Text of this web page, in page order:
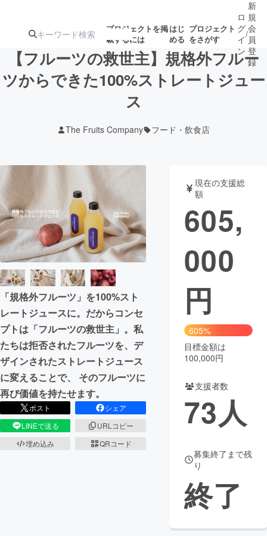
プロジェクトを掲
載するには
はじ
める
プロジェクト
をさがす
注目の新着プロ
テクノロジー・ガジェット
映像・映画 書籍・雑誌
ビジネス・起業 チャレンジ
まちづくり・地域活性化
CAMPFIRE for Social Good
CAMPFIRE Creation
CAMPFIREふるさと納税machi-ya コミュニティ
ロ
グ
イ
ン
/
新
規
会
員
登
録
【フルーツの救世主】規格外フルー
ツからできた100%ストレートジュー
ス
The Fruits Company フード・飲食店
「規格外フルーツ」を100%スト
レートジュースに。だからコンセ
プトは「フルーツの救世主」。私
たちは拒否されたフルーツを、デ
ザインされたストレートジュース
に変えることで、 そのフルーツに
再び価値を持たせます。
ポスト
シェア
LINEで送る
URLコピー
埋め込み
QRコード
現在の支援総
額
605,
000
円
605%
目標金額は
100,000円
支援者数
73人
募集終了まで残
り
終了